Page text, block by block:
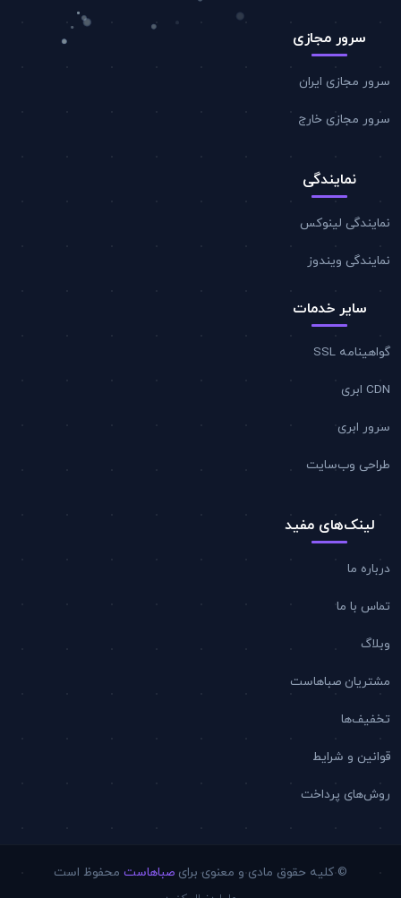
سرور مجازی
سرور مجازی ایران
سرور مجازی خارج
نمایندگی
نمایندگی لینوکس
نمایندگی ویندوز
سایر خدمات
گواهینامه SSL
CDN ابری
سرور ابری
طراحی وب‌سایت
لینک‌های مفید
درباره ما
تماس با ما
وبلاگ
مشتریان صباهاست
تخفیف‌ها
قوانین و شرایط
روش‌های پرداخت
© کلیه حقوق مادی و معنوی برای صباهاست محفوظ است